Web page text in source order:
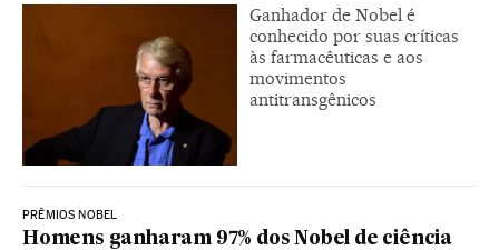
Ganhador de Nobel é
conhecido por suas críticas
às farmacêuticas e aos
movimentos
antitransgênicos
PRÊMIOS NOBEL
Homens ganharam 97% dos Nobel de ciência